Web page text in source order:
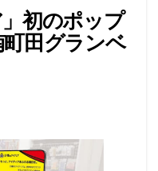
」初のポップ
田グランベ